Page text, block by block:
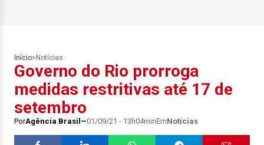
Início> Notícias
Governo do Rio prorroga
medidas restritivas até 17 de
setembro
PorAgência Brasil 01/09/21 - 13h04minEmNotícias